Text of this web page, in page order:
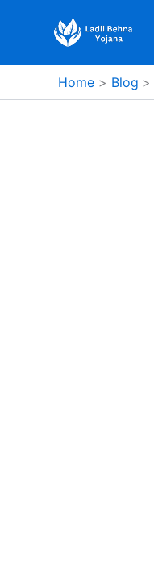
Home Blog